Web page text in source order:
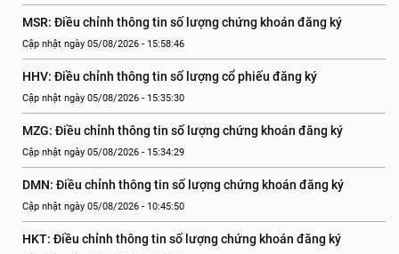
MSR: Điều chỉnh thông tin số lượng chứng khoán đăng ký
Cập nhật ngày 05/08/2026 - 15:58:46
HHV: Điều chỉnh thông tin số lượng cổ phiếu đăng ký
Cập nhật ngày 05/08/2026 - 15:35:30
MZG: Điều chỉnh thông tin số lượng chứng khoán đăng ký
Cập nhật ngày 05/08/2026 - 15:34:29
DMN: Điều chỉnh thông tin số lượng chứng khoán đăng ký
Cập nhật ngày 05/08/2026 - 10:45:50
HKT: Điều chỉnh thông tin số lượng chứng khoán đăng ký